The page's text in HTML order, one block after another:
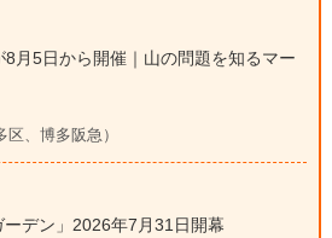
月5日から開催｜山の問題を知るマー
、博多阪急）
デン」2026年7月31日開幕